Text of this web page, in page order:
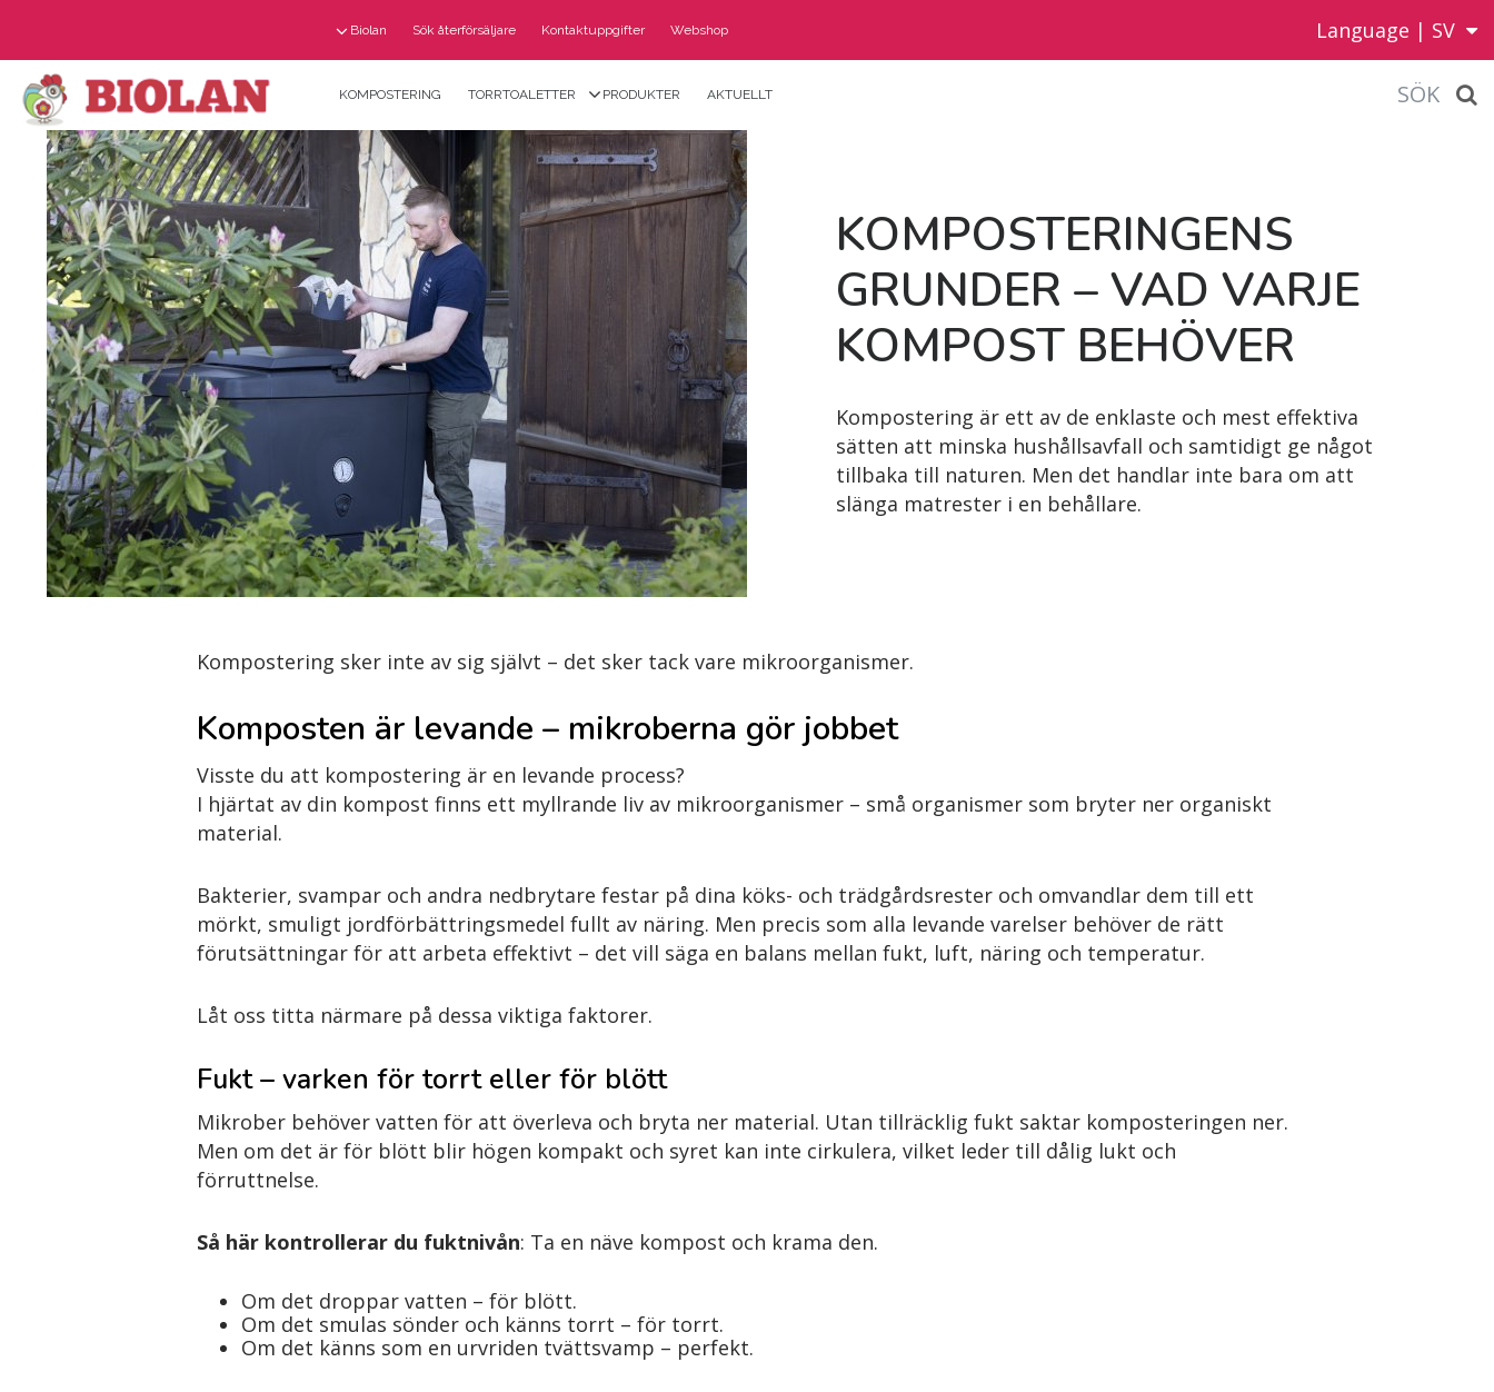
Biolan Sök återförsäljare Kontaktuppgifter Webshop Language | SV
KOMPOSTERING TORRTOALETTER PRODUKTER AKTUELLT SÖK
KOM­POS­TE­RIN­GENS
GRUN­DER – VAD VAR­JE
KOM­POST BEHÖVER
Kompostering är ett av de enklaste och mest effektiva
sätten att minska hushållsavfall och samtidigt ge något
tillbaka till naturen. Men det handlar inte bara om att
slänga matrester i en behållare.
Kompostering sker inte av sig självt – det sker tack vare mikroorganismer.
Komposten är levande – mikroberna gör jobbet
Visste du att kompostering är en levande process?
I hjärtat av din kompost finns ett myllrande liv av mikroorganismer – små organismer som bryter ner organiskt
material.
Bakterier, svampar och andra nedbrytare festar på dina köks- och trädgårdsrester och omvandlar dem till ett
mörkt, smuligt jordförbättringsmedel fullt av näring. Men precis som alla levande varelser behöver de rätt
förutsättningar för att arbeta effektivt – det vill säga en balans mellan fukt, luft, näring och temperatur.
Låt oss titta närmare på dessa viktiga faktorer.
Fukt – varken för torrt eller för blött
Mikrober behöver vatten för att överleva och bryta ner material. Utan tillräcklig fukt saktar komposteringen ner.
Men om det är för blött blir högen kompakt och syret kan inte cirkulera, vilket leder till dålig lukt och
förruttnelse.
Så här kontrollerar du fuktnivån: Ta en näve kompost och krama den.
Om det droppar vatten – för blött.
Om det smulas sönder och känns torrt – för torrt.
Om det känns som en urvriden tvättsvamp – perfekt.